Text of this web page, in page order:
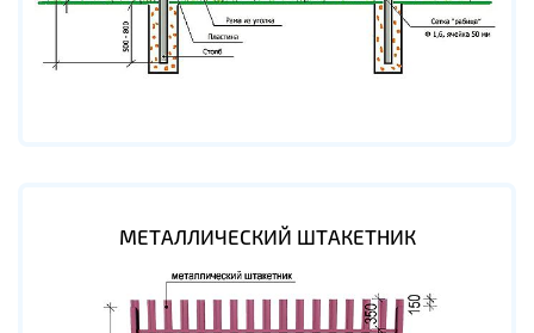
МЕТАЛЛИЧЕСКИЙ ШТАКЕТНИК